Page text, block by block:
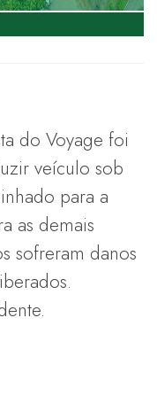
do Voyage foi
veículo sob
para a
as demais
sofreram danos